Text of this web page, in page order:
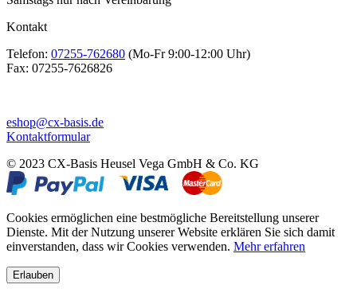
Kontakt
Telefon: 07255-762680 (Mo-Fr 9:00-12:00 Uhr)
Fax: 07255-7626826
eshop@cx-basis.de
Kontaktformular
© 2023 CX-Basis Heusel Vega GmbH & Co. KG
Cookies ermöglichen eine bestmögliche Bereitstellung unserer
Dienste. Mit der Nutzung unserer Website erklären Sie sich damit
einverstanden, dass wir Cookies verwenden. Mehr erfahren
Erlauben